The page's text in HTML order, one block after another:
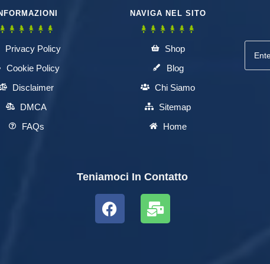
Privacy Policy
Cookie Policy
Disclaimer
DMCA
FAQs
NAVIGA NEL SITO
Shop
Blog
Chi Siamo
Sitemap
Home
Teniamoci In Contatto